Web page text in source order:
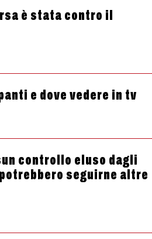
è stata contro il
e dove vedere in tv
controllo eluso dagli
seguirne altre